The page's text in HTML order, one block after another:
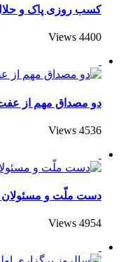
کسب روزی پاک و
4400 Views
دو مصداق مهم از
4536 Views
دست ملّت و مسئولان
4954 Views